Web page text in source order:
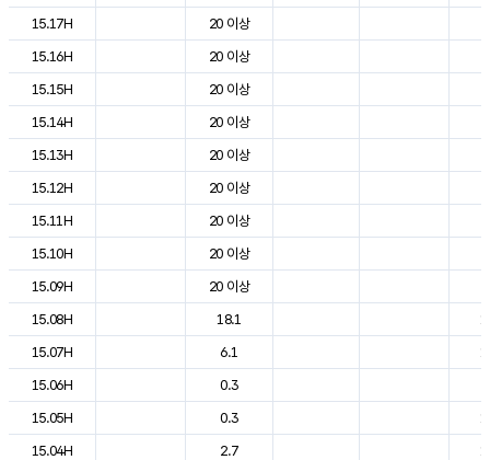
15.17H
20 이상
15.16H
20 이상
15.15H
20 이상
15.14H
20 이상
15.13H
20 이상
15.12H
20 이상
15.11H
20 이상
15.10H
20 이상
15.09H
20 이상
15.08H
18.1
15.07H
6.1
15.06H
0.3
15.05H
0.3
15.04H
2.7